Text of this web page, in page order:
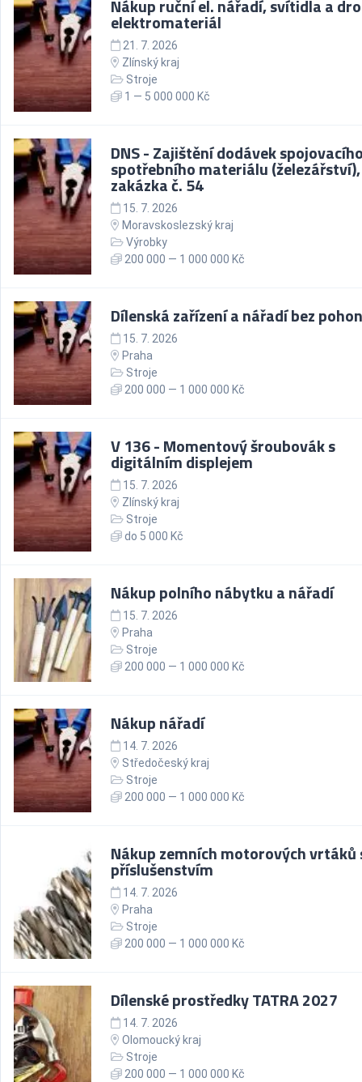
Nákup ruční el. nářadí, svítidla a
elektromateriál
21. 7. 2026
Zlínský kraj
Stroje
1 — 5 000 000 Kč
DNS - Zajištění dodávek
spotřebního materiálu (železářství),
zakázka č. 54
15. 7. 2026
Moravskoslezský kraj
Výrobky
200 000 — 1 000 000 Kč
Dílenská zařízení a nářadí bez
15. 7. 2026
Praha
Stroje
200 000 — 1 000 000 Kč
V 136 - Momentový šroubovák s
digitálním displejem
15. 7. 2026
Zlínský kraj
Stroje
do 5 000 Kč
Nákup polního nábytku a nářadí
15. 7. 2026
Praha
Stroje
200 000 — 1 000 000 Kč
Nákup nářadí
14. 7. 2026
Středočeský kraj
Stroje
200 000 — 1 000 000 Kč
Nákup zemních motorových vrtáků
příslušenstvím
14. 7. 2026
Praha
Stroje
200 000 — 1 000 000 Kč
Dílenské prostředky TATRA 2027
14. 7. 2026
Olomoucký kraj
Stroje
200 000 — 1 000 000 Kč